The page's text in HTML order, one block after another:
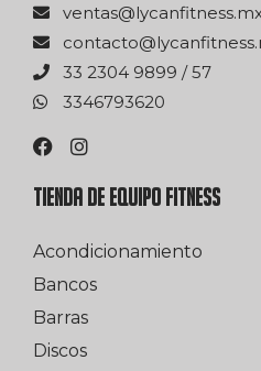
75 / 9989 4032 33
0263976433
TIENDA DE EQUIPO FITNESS
Acondicionamiento
Bancos
Barras
Discos